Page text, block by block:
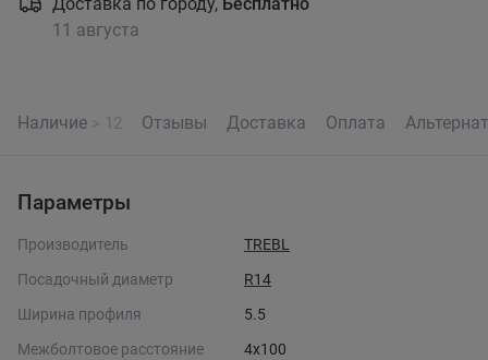
11 августа
Наличие > 12 Отзывы Доставка Оплата
Параметры
Производитель
TREBL
Посадочный диаметр
R14
Ширина профиля
5.5
Межболтовое расстояние
4x100